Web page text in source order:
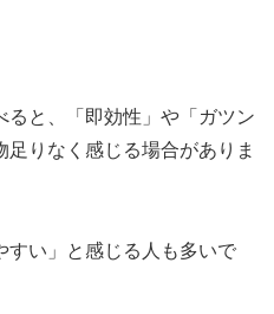
と、「即効性」や「ガツン
りなく感じる場合がありま
すい」と感じる人も多いで